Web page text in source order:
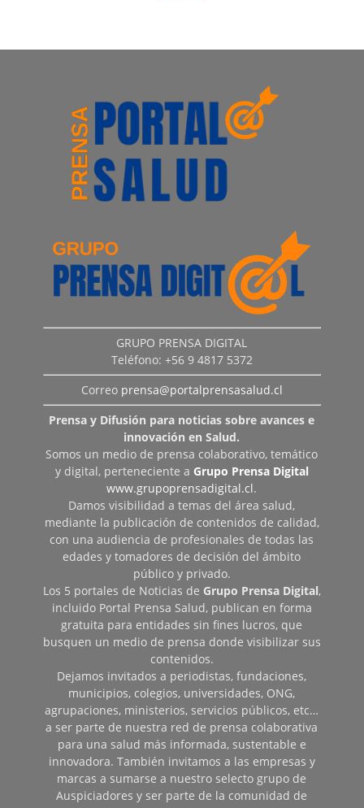
GRUPO PRENSA DIGITAL
Teléfono: +56 9 4817 5372
Correo prensa@portalprensasalud.cl
Prensa y Difusión para noticias sobre avances e
innovación en Salud.
Somos un medio de prensa colaborativo, temático
y digital, perteneciente a Grupo Prensa Digital
www.grupoprensadigital.cl.
Damos visibilidad a temas del área salud,
mediante la publicación de contenidos de calidad,
con una audiencia de profesionales de todas las
edades y tomadores de decisión del ámbito
público y privado.
Los 5 portales de Noticias de Grupo Prensa Digital,
incluido Portal Prensa Salud, publican en forma
gratuita para entidades sin fines lucros, que
busquen un medio de prensa donde visibilizar sus
contenidos.
Dejamos invitados a periodistas, fundaciones,
municipios, colegios, universidades, ONG,
agrupaciones, ministerios, servicios públicos, etc…
a ser parte de nuestra red de prensa colaborativa
para una salud más informada, sustentable e
innovadora. También invitamos a las empresas y
marcas a sumarse a nuestro selecto grupo de
Auspiciadores y ser parte de la comunidad de